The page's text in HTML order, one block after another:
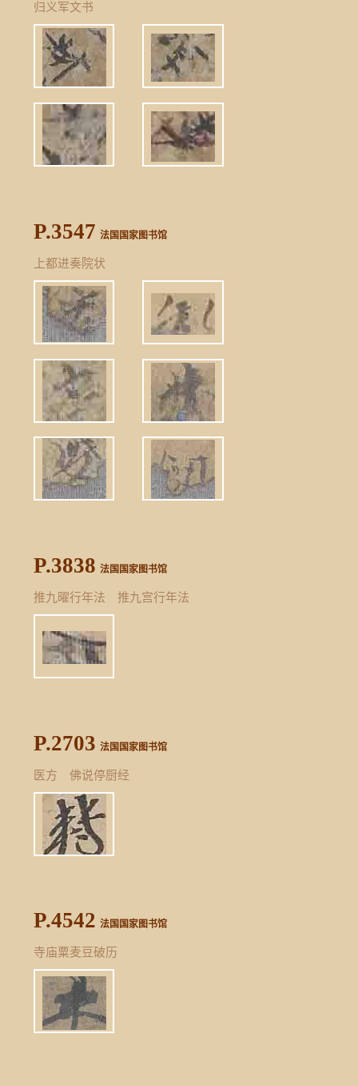
归义军文书
P.3547 法国国家图书馆
上都进奏院状
P.3838 法国国家图书馆
推九曜行年法 推九宫行年法
P.2703 法国国家图书馆
医方 佛说停厨经
P.4542 法国国家图书馆
寺庙粟麦豆破历